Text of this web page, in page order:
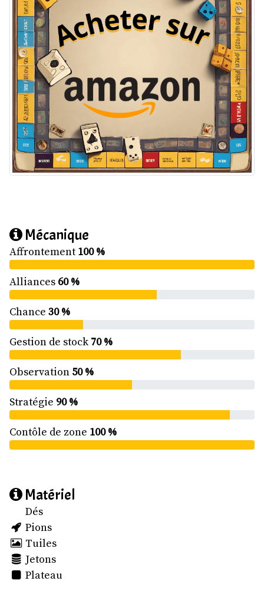
Mécanique
Affrontement 100 %
Alliances 60 %
Chance 30 %
Gestion de stock 70 %
Observation 50 %
Stratégie 90 %
Contôle de zone 100 %
Matériel
Dés
Pions
Tuiles
Jetons
Plateau